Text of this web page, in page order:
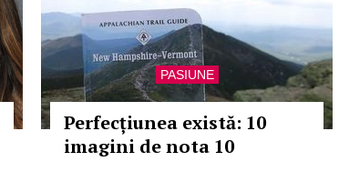
PASIUNE
Perfecțiunea există: 10
imagini de nota 10